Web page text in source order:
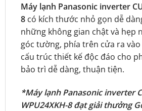
Máy lạnh Panasonic inverter
8 có kích thước nhỏ gọn dễ
những không gian chật và hẹp
góc tường, phía trên cửa ra
cấu trúc thiết kế độc đáo cho
bảo trì dễ dàng, thuận tiện.
*Máy lạnh Panasonic inverter
WPU24XKH-8 đạt giải thưởng